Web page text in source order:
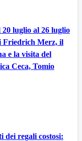
20 luglio al 26 luglio
Friedrich Merz, il
e la visita del
Ceca, Tomio
dei regali costosi: